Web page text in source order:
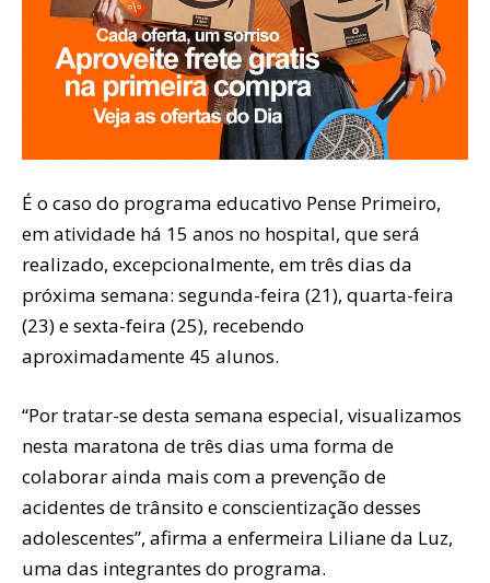
É o caso do programa educativo Pense Primeiro,
em atividade há 15 anos no hospital, que será
realizado, excepcionalmente, em três dias da
próxima semana: segunda-feira (21), quarta-feira
(23) e sexta-feira (25), recebendo
aproximadamente 45 alunos.
“Por tratar-se desta semana especial, visualizamos
nesta maratona de três dias uma forma de
colaborar ainda mais com a prevenção de
acidentes de trânsito e conscientização desses
adolescentes”, afirma a enfermeira Liliane da Luz,
uma das integrantes do programa.